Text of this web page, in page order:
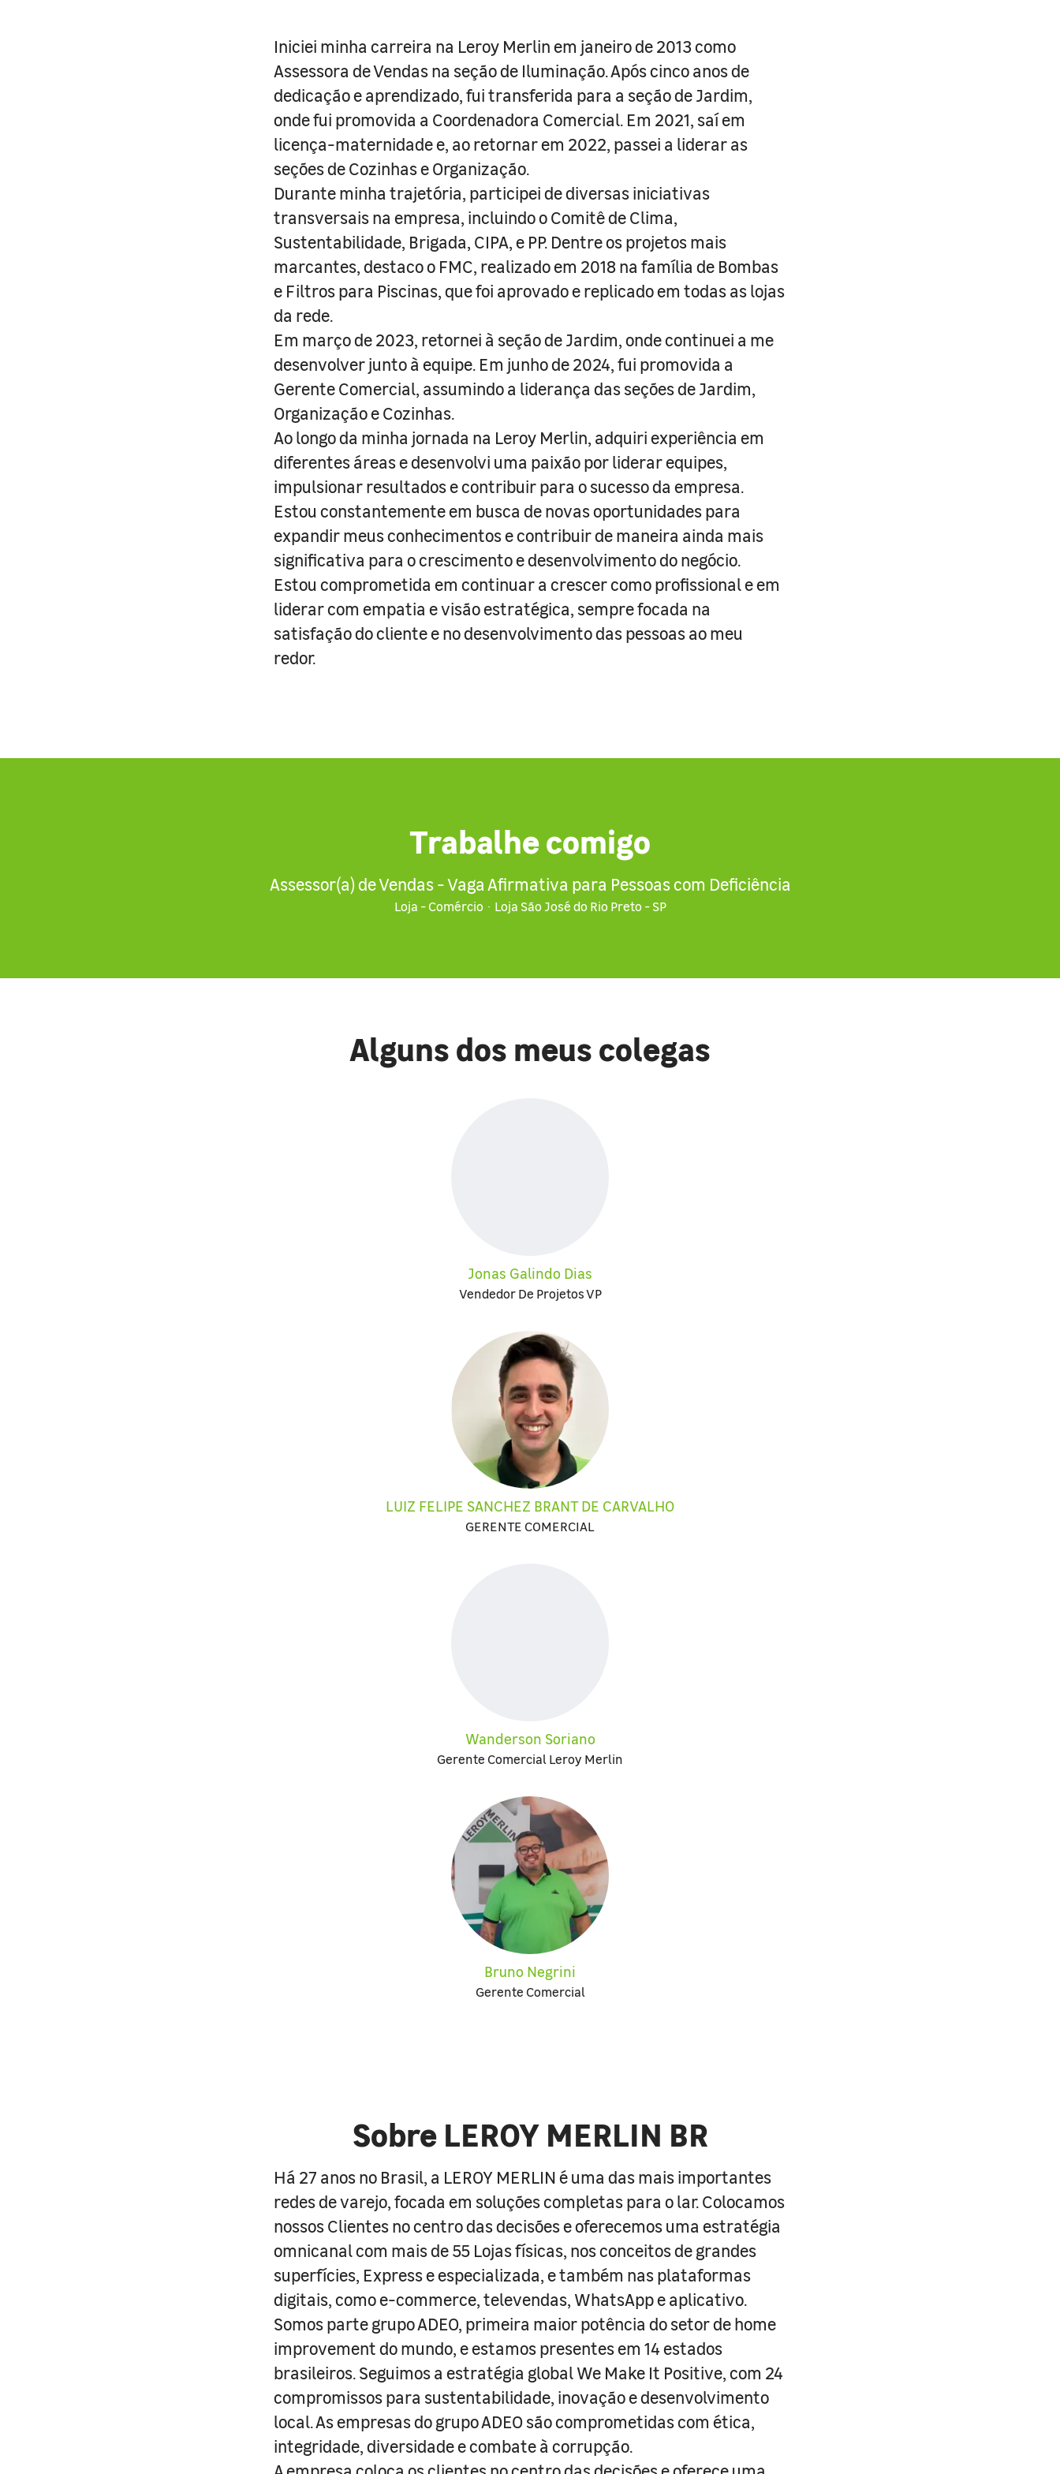
Iniciei minha carreira na Leroy Merlin em janeiro de 2013 como
Assessora de Vendas na seção de Iluminação. Após cinco anos de
dedicação e aprendizado, fui transferida para a seção de Jardim,
onde fui promovida a Coordenadora Comercial. Em 2021, saí em
licença-maternidade e, ao retornar em 2022, passei a liderar as
seções de Cozinhas e Organização.
Durante minha trajetória, participei de diversas iniciativas
transversais na empresa, incluindo o Comitê de Clima,
Sustentabilidade, Brigada, CIPA, e PP. Dentre os projetos mais
marcantes, destaco o FMC, realizado em 2018 na família de Bombas
e Filtros para Piscinas, que foi aprovado e replicado em todas as lojas
da rede.
Em março de 2023, retornei à seção de Jardim, onde continuei a me
desenvolver junto à equipe. Em junho de 2024, fui promovida a
Gerente Comercial, assumindo a liderança das seções de Jardim,
Organização e Cozinhas.
Ao longo da minha jornada na Leroy Merlin, adquiri experiência em
diferentes áreas e desenvolvi uma paixão por liderar equipes,
impulsionar resultados e contribuir para o sucesso da empresa.
Estou constantemente em busca de novas oportunidades para
expandir meus conhecimentos e contribuir de maneira ainda mais
significativa para o crescimento e desenvolvimento do negócio.
Estou comprometida em continuar a crescer como profissional e em
liderar com empatia e visão estratégica, sempre focada na
satisfação do cliente e no desenvolvimento das pessoas ao meu
redor.
Trabalhe comigo
Assessor(a) de Vendas - Vaga Afirmativa para Pessoas com Deficiência
Loja - Comércio · Loja São José do Rio Preto - SP
Alguns dos meus colegas
Jonas Galindo Dias
Vendedor De Projetos VP
LUIZ FELIPE SANCHEZ BRANT DE CARVALHO
GERENTE COMERCIAL
Wanderson Soriano
Gerente Comercial Leroy Merlin
Bruno Negrini
Gerente Comercial
Sobre LEROY MERLIN BR
Há 27 anos no Brasil, a LEROY MERLIN é uma das mais importantes
redes de varejo, focada em soluções completas para o lar. Colocamos
nossos Clientes no centro das decisões e oferecemos uma estratégia
omnicanal com mais de 55 Lojas físicas, nos conceitos de grandes
superfícies, Express e especializada, e também nas plataformas
digitais, como e-commerce, televendas, WhatsApp e aplicativo.
Somos parte grupo ADEO, primeira maior potência do setor de home
improvement do mundo, e estamos presentes em 14 estados
brasileiros. Seguimos a estratégia global We Make It Positive, com 24
compromissos para sustentabilidade, inovação e desenvolvimento
local. As empresas do grupo ADEO são comprometidas com ética,
integridade, diversidade e combate à corrupção.